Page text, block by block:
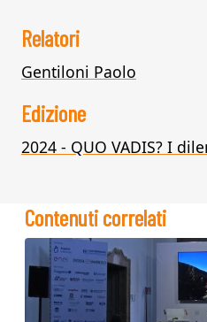
Relatori
Gentiloni Paolo
Edizione
2024 - QUO VADIS? I
Contenuti correlati